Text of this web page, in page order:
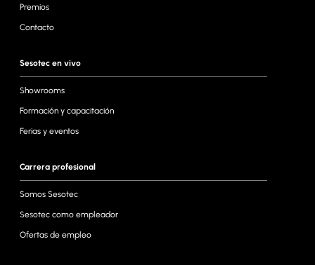
Premios
Contacto
Sesotec en vivo
Showrooms
Formación y capacitación
Ferias y eventos
Carrera profesional
Somos Sesotec
Sesotec como empleador
Ofertas de empleo